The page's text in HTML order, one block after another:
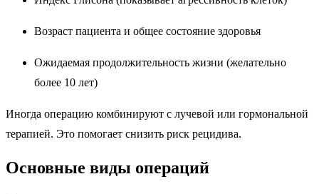
Возраст пациента и общее состояние здоровья
Ожидаемая продолжительность жизни (желательно
более 10 лет)
Иногда операцию комбинируют с лучевой или гормональной
терапией. Это помогает снизить риск рецидива.
Основные виды операций